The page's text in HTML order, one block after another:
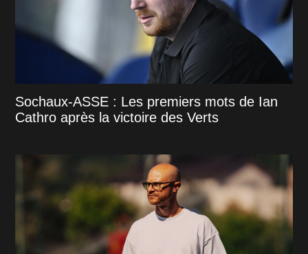
Sochaux-ASSE : Les premiers mots de Ian
Cathro après la victoire des Verts